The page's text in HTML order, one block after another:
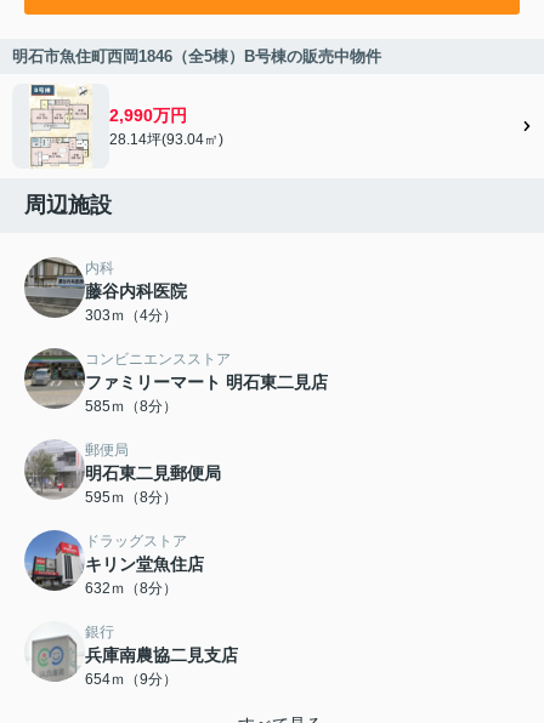
明石市魚住町西岡1846（全5棟）B号棟の販売中物件
2,990万円
28.14坪(93.04㎡)
周辺施設
内科
藤谷内科医院
303ｍ（4分）
コンビニエンスストア
ファミリーマート 明石東二見店
585ｍ（8分）
郵便局
明石東二見郵便局
595ｍ（8分）
ドラッグストア
キリン堂魚住店
632ｍ（8分）
銀行
兵庫南農協二見支店
654ｍ（9分）